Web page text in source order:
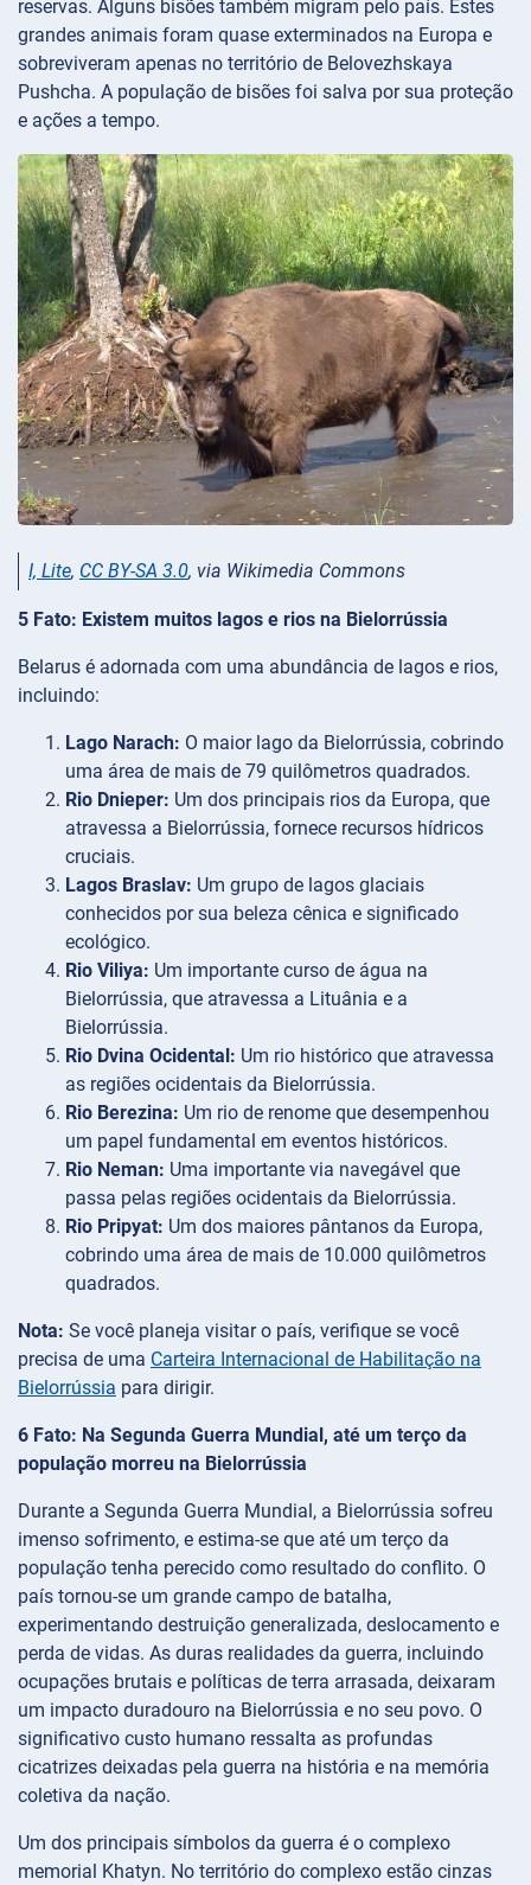
reservas. Alguns bisões também migram pelo país. Estes
grandes animais foram quase exterminados na Europa e
sobreviveram apenas no território de Belovezhskaya
Pushcha. A população de bisões foi salva por sua proteção
e ações a tempo.
I, Lite, CC BY-SA 3.0, via Wikimedia Commons
5 Fato: Existem muitos lagos e rios na Bielorrússia
Belarus é adornada com uma abundância de lagos e rios,
incluindo:
Lago Narach: O maior lago da Bielorrússia, cobrindo
uma área de mais de 79 quilômetros quadrados.
Rio Dnieper: Um dos principais rios da Europa, que
atravessa a Bielorrússia, fornece recursos hídricos
cruciais.
Lagos Braslav: Um grupo de lagos glaciais
conhecidos por sua beleza cênica e significado
ecológico.
Rio Viliya: Um importante curso de água na
Bielorrússia, que atravessa a Lituânia e a
Bielorrússia.
Rio Dvina Ocidental: Um rio histórico que atravessa
as regiões ocidentais da Bielorrússia.
Rio Berezina: Um rio de renome que desempenhou
um papel fundamental em eventos históricos.
Rio Neman: Uma importante via navegável que
passa pelas regiões ocidentais da Bielorrússia.
Rio Pripyat: Um dos maiores pântanos da Europa,
cobrindo uma área de mais de 10.000 quilômetros
quadrados.
Nota: Se você planeja visitar o país, verifique se você
precisa de uma Carteira Internacional de Habilitação na
Bielorrússia para dirigir.
6 Fato: Na Segunda Guerra Mundial, até um terço da
população morreu na Bielorrússia
Durante a Segunda Guerra Mundial, a Bielorrússia sofreu
imenso sofrimento, e estima-se que até um terço da
população tenha perecido como resultado do conflito. O
país tornou-se um grande campo de batalha,
experimentando destruição generalizada, deslocamento e
perda de vidas. As duras realidades da guerra, incluindo
ocupações brutais e políticas de terra arrasada, deixaram
um impacto duradouro na Bielorrússia e no seu povo. O
significativo custo humano ressalta as profundas
cicatrizes deixadas pela guerra na história e na memória
coletiva da nação.
Um dos principais símbolos da guerra é o complexo
memorial Khatyn. No território do complexo estão cinzas